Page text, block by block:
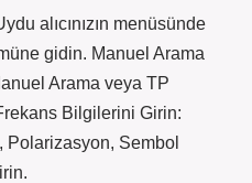
alıcınızın menüsünde
gidin. Manuel Arama
Arama veya TP
Bilgilerini Girin:
Polarizasyon, Sembol